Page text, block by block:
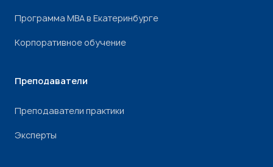
Программа МВА в Екатеринбурге
Корпоративное обучение
Преподаватели
Преподаватели практики
Эксперты